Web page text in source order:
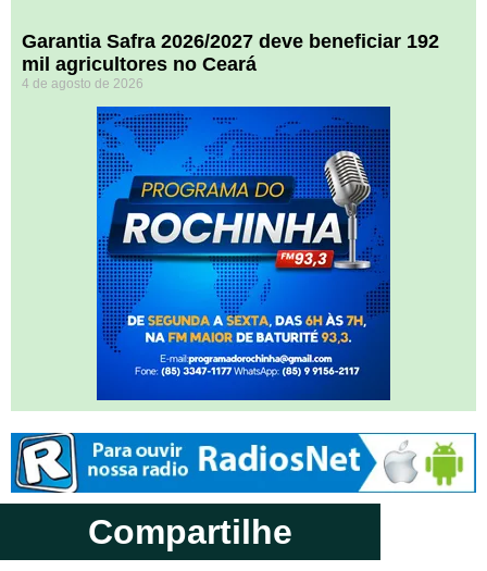
Garantia Safra 2026/2027 deve beneficiar 192
mil agricultores no Ceará
4 de agosto de 2026
Compartilhe